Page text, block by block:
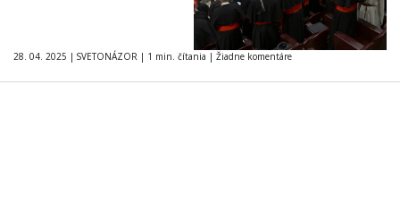
28. 04. 2025 | SVETONÁZOR | 1 min. čítania | Žiadne komentáre